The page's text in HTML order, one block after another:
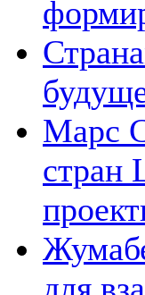
Марс
стран